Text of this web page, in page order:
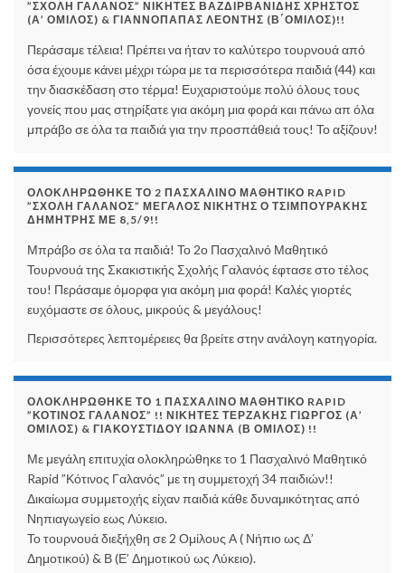
”ΣΧΟΛΉ ΓΑΛΑΝΌΣ” ΝΙΚΗΤΈΣ ΒΑΖΔΙΡΒΑΝΊΔΗΣ ΧΡΉΣΤΟΣ
(Α’ ΌΜΙΛΟΣ) & ΓΙΑΝΝΌΠΑΠΑΣ ΛΕΟΝΤΉΣ (Β΄ΌΜΙΛΟΣ)!!
Περάσαμε τέλεια! Πρέπει να ήταν το καλύτερο τουρνουά από
όσα έχουμε κάνει μέχρι τώρα με τα περισσότερα παιδιά (44) και
την διασκέδαση στο τέρμα! Ευχαριστούμε πολύ όλους τους
γονείς που μας στηρίξατε για ακόμη μια φορά και πάνω απ όλα
μπράβο σε όλα τα παιδιά για την προσπάθειά τους! Το αξίζουν!
ΟΛΟΚΛΗΡΏΘΗΚΕ ΤΟ 2 ΠΑΣΧΑΛΙΝΌ ΜΑΘΗΤΙΚΌ RAPID
”ΣΧΟΛΉ ΓΑΛΑΝΌΣ” ΜΕΓΆΛΟΣ ΝΙΚΗΤΉΣ Ο ΤΣΙΜΠΟΥΡΆΚΗΣ
ΔΗΜΉΤΡΗΣ ΜΕ 8,5/9!!
Μπράβο σε όλα τα παιδιά! Το 2ο Πασχαλινό Μαθητικό
Τουρνουά της Σκακιστικής Σχολής Γαλανός έφτασε στο τέλος
του! Περάσαμε όμορφα για ακόμη μια φορά! Καλές γιορτές
ευχόμαστε σε όλους, μικρούς & μεγάλους!
Περισσότερες λεπτομέρειες θα βρείτε στην ανάλογη κατηγορία.
ΟΛΟΚΛΗΡΏΘΗΚΕ ΤΟ 1 ΠΑΣΧΑΛΙΝΌ ΜΑΘΗΤΙΚΌ RAPID
”ΚΌΤΙΝΟΣ ΓΑΛΑΝΌΣ” !! ΝΙΚΗΤΈΣ ΤΕΡΖΆΚΗΣ ΓΙΏΡΓΟΣ (Α’
ΌΜΙΛΟΣ) & ΓΙΑΚΟΥΣΤΊΔΟΥ ΙΩΆΝΝΑ (Β ΌΜΙΛΟΣ) !!
Με μεγάλη επιτυχία ολοκληρώθηκε το 1 Πασχαλινό Μαθητικό
Rapid ”Κότινος Γαλανός” με τη συμμετοχή 34 παιδιών!!
Δικαίωμα συμμετοχής είχαν παιδιά κάθε δυναμικότητας από
Νηπιαγωγείο εως Λύκειο.
Το τουρνουά διεξήχθη σε 2 Ομίλους Α ( Νήπιο ως Δ’
Δημοτικού) & Β (Ε’ Δημοτικού ως Λύκειο).